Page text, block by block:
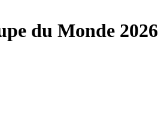
du Monde 2026